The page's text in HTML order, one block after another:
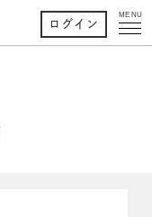
MENU
ログイン